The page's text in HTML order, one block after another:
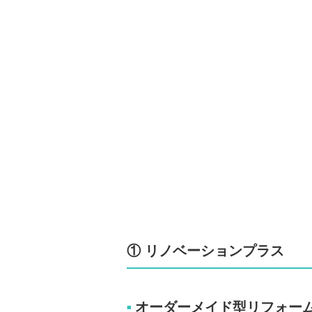
① リノベーションプラス
■ オーダーメイド型リフォー